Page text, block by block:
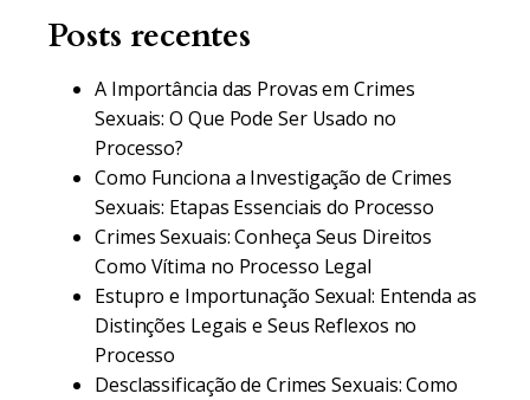
Posts recentes
A Importância das Provas em Crimes
Sexuais: O Que Pode Ser Usado no
Processo?
Como Funciona a Investigação de Crimes
Sexuais: Etapas Essenciais do Processo
Crimes Sexuais: Conheça Seus Direitos
Como Vítima no Processo Legal
Estupro e Importunação Sexual: Entenda as
Distinções Legais e Seus Reflexos no
Processo
Desclassificação de Crimes Sexuais: Como